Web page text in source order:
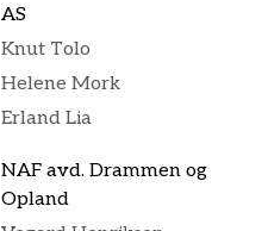
AS
Knut Tolo
Helene Mork
Erland Lia
NAF avd. Drammen og
Opland